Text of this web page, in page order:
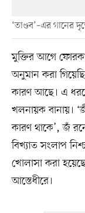
‘তাণ্ডব’–এর গানের
মুক্তির আগে
অনুমান করা
কারণ আছে। এ
খলনায়ক বানায়।
কারণ থাকে’, জঁ
বিখ্যাত সংলাপ
খোলাসা করা
আস্তেধীরে।